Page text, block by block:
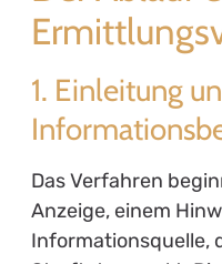
1. Einleitung
Das Verfahren
Anzeige, einem
Informationsquelle,